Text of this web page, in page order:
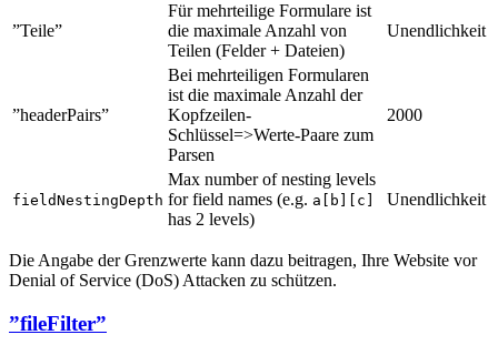
”Teile”
Für mehrteilige Formulare ist
die maximale Anzahl von
Teilen (Felder + Dateien)
Unendlichkeit
”headerPairs”
Bei mehrteiligen Formularen
ist die maximale Anzahl der
Kopfzeilen-
Schlüssel=>Werte-Paare zum
Parsen
2000
fieldNestingDepth
Max number of nesting levels
for field names (e.g. a[b][c]
has 2 levels)
Unendlichkeit
Die Angabe der Grenzwerte kann dazu beitragen, Ihre Website vor
Denial of Service (DoS) Attacken zu schützen.
”fileFilter”